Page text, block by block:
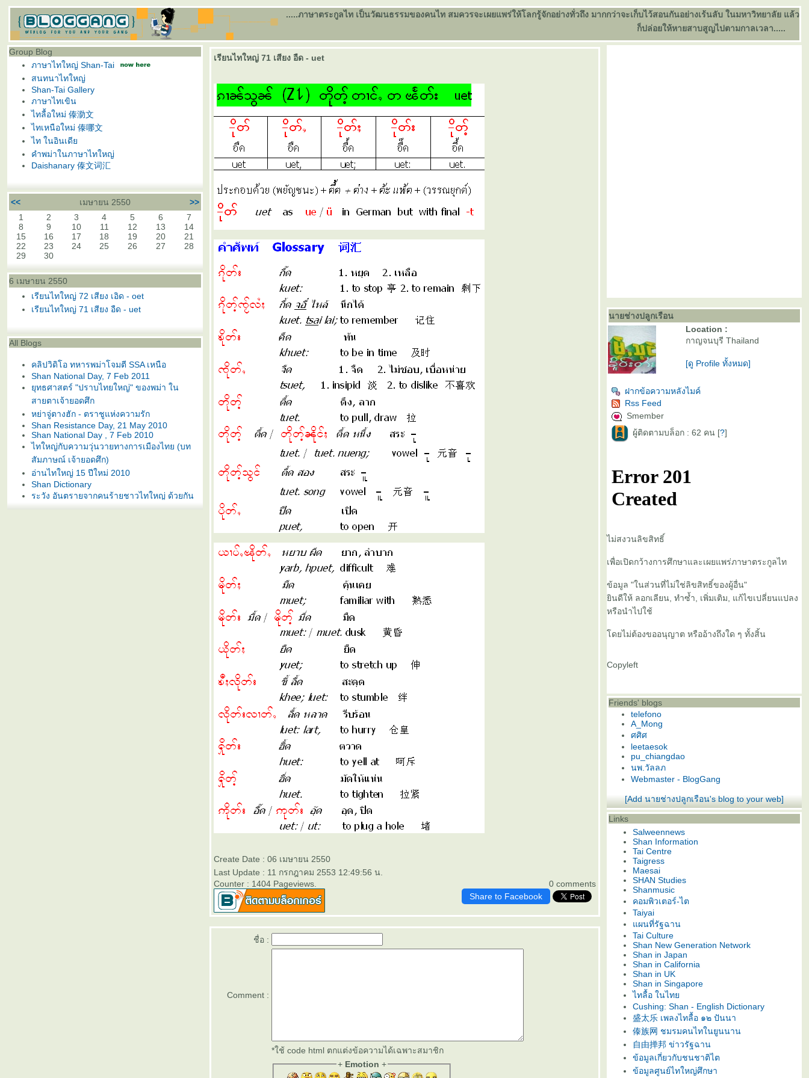
.....ภาษาตระกูลไท เป็นวัฒนธรรมของคนไท สมควรจะเผยแพร่ให้โลกรู้จักอย่างทั่วถึง มากกว่าจะเก็บไว้สอนกันอย่างเร้นลับ ในมหาวิทยาลัย แล้ว
ก็ปล่อยให้หายสาบสูญไปตามกาลเวลา.....
Group Blog
ภาษาไทใหญ่ Shan-Tai
สนทนาไทใหญ่
Shan-Tai Gallery
ภาษาไทเขิน
ไทลื้อใหม่ 傣泐文
ไทเหนือใหม่ 傣哪文
ไท ในอินเดี
คำพม่าในภาษาไทใหญ่
Daishanary 傣文词汇
<< เมษายน 2550
>>
1
2 3 4 5 6
7
8
9 10 11 12 13
14
15
16 17 18 19 20
21
22
23 24 25 26 27
28
29
30
6 เมษายน 2550
เรียนไทใหญ่ 72 เสียง เอิด - oet
เรียนไทใหญ่ 71 เสียง อืด - uet
All Blogs
คลิปวิดิโอ ทหารพม่าโจมตี SSA เหนือ
Shan National Day, 7 Feb 2011
ุทธศาสตร์ "ปราบไทยใหญ่" ของพม่า ใน
สายตาเจ้ายอดศึก
หย่าจู่ตางฮัก - ตราชูแห่งความรัก
Shan Resistance Day, 21 May 2010
Shan National Day , 7 Feb 2010
ไทใหญ่กับความวุ่นวายทางการเมืองไทย (บท
สัมภาษณ์ เจ้ายอดศึก)
อ่านไทใหญ่ 15 ปีใหม่ 2010
Shan Dictionary
ระวัง อันตรายจากคนร้ายชาวไทใหญ่ ด้วยกัน
เรียนไทใหญ่ 71 เสียง อืด - uet
Create Date : 06 เมษายน 2550
Last Update : 11 กรกฎาคม 2553 12:49:56 น.
0 comments
Counter : 1404 Pageviews.
Share to Facebook
ชื่อ :
Comment :
*ใช้ code html ตกแต่งข้อความได้เฉพาะสมาชิก
+ Emotion +
นายช่างปลูกเรือน
Location :
กาญจนบุรี Thailand
[ดู Profile ทั้งหมด]
ฝากข้อความหลังไมค์
Rss Feed
Smember
ผู้ติดตามบล็อก : 62 คน [?]
ไม่สงวนลิขสิทธิ์
เพื่อเปิดกว้างการศึกษาและเผยแพร่ภาษาตระกูลไท
ข้อมูล "ในส่วนที่ไม่ใช่ลิขสิทธิ์ของผู้อื่น"
ินดีให้ ลอกเลียน, ทำซ้ำ, เพิ่มเติม, แก้ไขเปลี่ยนแปลง
หรือนำไปใช้
ดยไม่ต้องขออนุญาต หรืออ้างถึงใด ๆ ทั้งสิ้น
Copyleft
Friends' blogs
telefono
A_Mong
ศศิศ
leetaesok
pu_chiangdao
นพ.วัลลภ
Webmaster - BlogGang
[Add นายช่างปลูกเรือน's blog to your web]
Links
Salweennews
Shan Information
Tai Centre
Taigress
Maesai
SHAN Studies
Shanmusic
คอมพิวเตอร์-ไต
Taiyai
ผนที่รัฐฉาน
Tai Culture
Shan New Generation Network
Shan in Japan
Shan in California
Shan in UK
Shan in Singapore
ไทลื้อ ในไท
Cushing: Shan - English Dictionary
盛太乐 เพลงไทลื้อ ๑๒ ปันนา
傣族网 ชมรมคนไทในยูนนาน
自由掸邦 ข่าวรัฐฉาน
ข้อมูลเกี่ยวกับชนชาติไต
ข้อมูลศูนย์ไทใหญ่ศึกษา